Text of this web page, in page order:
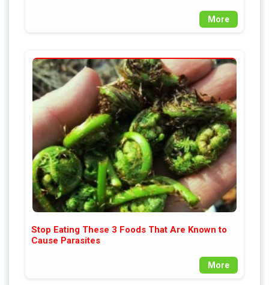
More
Stop Eating These 3 Foods That Are Known to
Cause Parasites
More